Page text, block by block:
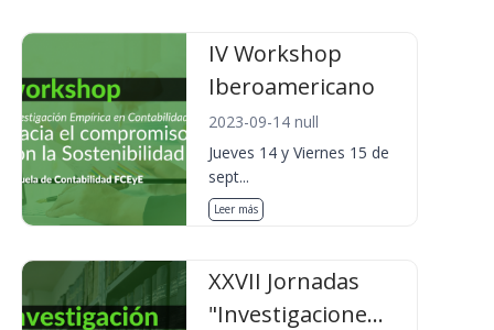
IV Workshop
Iberoamericano
2023-09-14 null
Jueves 14 y Viernes 15 de
sept...
Leer más
XXVII Jornadas
"Investigacione...